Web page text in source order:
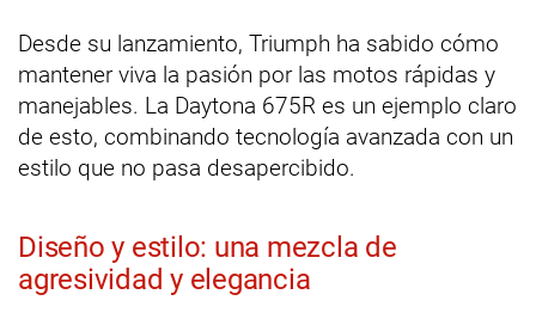
Desde su lanzamiento, Triumph ha sabido cómo
mantener viva la pasión por las motos rápidas y
manejables. La Daytona 675R es un ejemplo claro
de esto, combinando tecnología avanzada con un
estilo que no pasa desapercibido.
Diseño y estilo: una mezcla de
agresividad y elegancia